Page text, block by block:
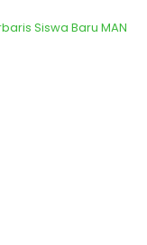
Siswa Baru MAN